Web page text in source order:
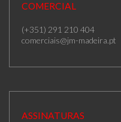
COMERCIAL
(+351) 291 210 404
comerciais@jm-madeira.pt
ASSINATURAS